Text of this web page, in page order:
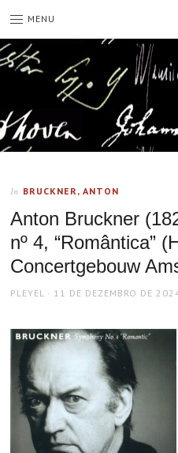
MENU
In BRUCKNER, ANTON
Anton Bruckner
nº 4, “Romântica”
Concertgebouw
AUTHOR
PLEYEL
POSTED
11 DE DEZEMBRO DE